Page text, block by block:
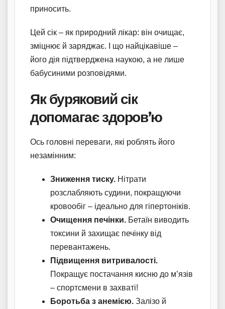
приносить.
Цей сік – як природний лікар: він очищає,
зміцнює й заряджає. І що найцікавіше –
його дія підтверджена наукою, а не лише
бабусиними розповідями.
Як буряковий сік
допомагає здоров’ю
Ось головні переваги, які роблять його
незамінним:
Зниження тиску. Нітрати
розслабляють судини, покращуючи
кровообіг – ідеально для гіпертоніків.
Очищення печінки. Бетаїн виводить
токсини й захищає печінку від
перевантажень.
Підвищення витривалості.
Покращує постачання кисню до м’язів
– спортсмени в захваті!
Боротьба з анемією. Залізо й